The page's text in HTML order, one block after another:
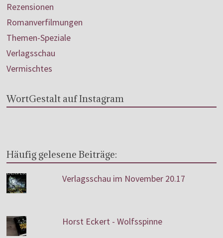
Rezensionen
Romanverfilmungen
Themen-Speziale
Verlagsschau
Vermischtes
WortGestalt auf Instagram
Häufig gelesene Beiträge:
Verlagsschau im November 20.17
Horst Eckert - Wolfsspinne